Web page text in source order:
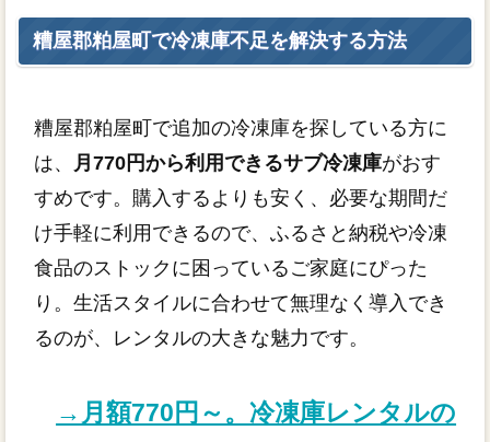
糟屋郡粕屋町で冷凍庫不足を解決する方法
糟屋郡粕屋町で追加の冷凍庫を探している方に
は、
月770円から利用できるサブ冷凍庫がおす
すめです。購入するよりも安く、必要な期間だ
け手軽に利用できるので、ふるさと納税や冷凍
食品のストックに困っているご家庭にぴった
り。生活スタイルに合わせて無理なく導入でき
るのが、レンタルの大きな魅力です。
→月額770円～。冷凍庫レンタルの